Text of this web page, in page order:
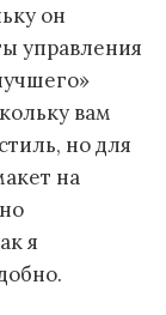
он
управления
вам
но для
на
я